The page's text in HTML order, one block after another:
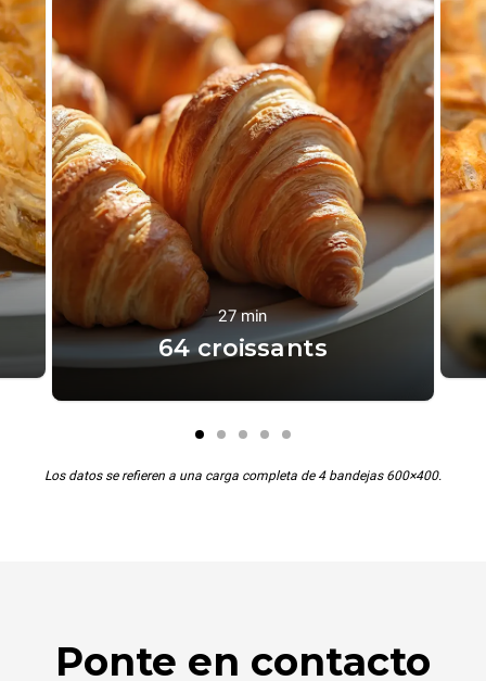
27 min
64 croissants
Los datos se refieren a una carga completa de 4 bandejas 600×400.
Ponte en contacto